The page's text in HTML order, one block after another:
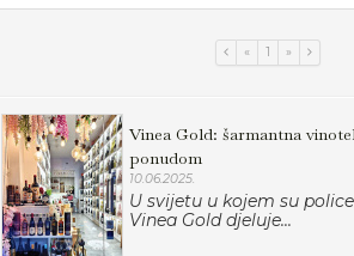
« 1 »
Vinea Gold: šarmantna
ponudom
10.06.2025.
U svijetu u kojem su
Vinea Gold djeluje...